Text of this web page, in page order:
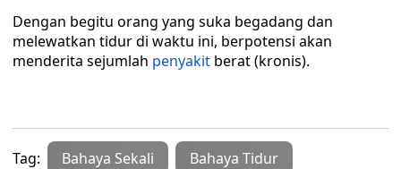
Dengan begitu orang yang suka begadang dan
melewatkan tidur di waktu ini, berpotensi akan
menderita sejumlah penyakit berat (kronis).
Tag: Bahaya Sekali Bahaya Tidur